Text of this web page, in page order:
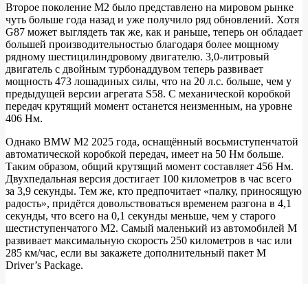
Официально:
BMW
M2
2025
с
большей
мощностью
и
новыми
цветами
Второе поколение M2 было представлено на мировом рынке
чуть больше года назад и уже получило ряд обновлений. Хотя
G87 может выглядеть так же, как и раньше, теперь он обладает
большей производительностью благодаря более мощному
рядному шестицилиндровому двигателю. 3,0-литровый
двигатель с двойным турбонаддувом теперь развивает
мощность 473 лошадиных силы, что на 20 л.с. больше, чем у
предыдущей версии агрегата S58. С механической коробкой
передач крутящий момент останется неизменным, на уровне
406 Нм.
Однако BMW M2 2025 года, оснащённый восьмиступенчатой ​​
автоматической коробкой передач, имеет на 50 Нм больше.
Таким образом, общий крутящий момент составляет 456 Нм.
Двухпедальная версия достигает 100 километров в час всего
за 3,9 секунды. Тем же, кто предпочитает «палку, приносящую
радость», придётся довольствоваться временем разгона в 4,1
секунды, что всего на 0,1 секунды меньше, чем у старого
шестиступенчатого M2. Самый маленький из автомобилей M
развивает максимальную скорость 250 километров в час или
285 км/час, если вы закажете дополнительный пакет M
Driver’s Package.